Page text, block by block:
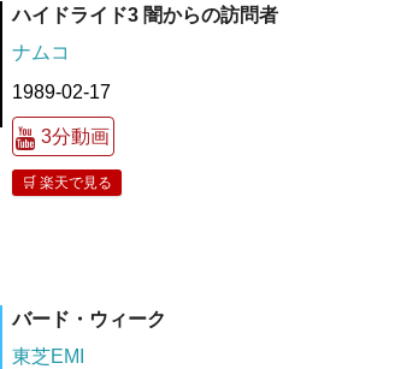
ハイドライド3 闇からの訪問者
ナムコ
1989-02-17
3分動画
🛒 楽天で見る
バード・ウィーク
東芝EMI